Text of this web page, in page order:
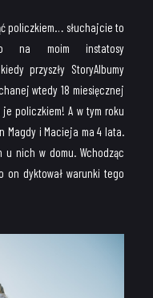
policzkiem… słuchajcie to
moim instatosy
przyszły StoryAlbumy
wtedy 18 miesięcznej
policzkiem! A w tym roku
Magdy i Macieja ma 4 lata.
u nich w domu. Wchodząc
on dyktował warunki tego